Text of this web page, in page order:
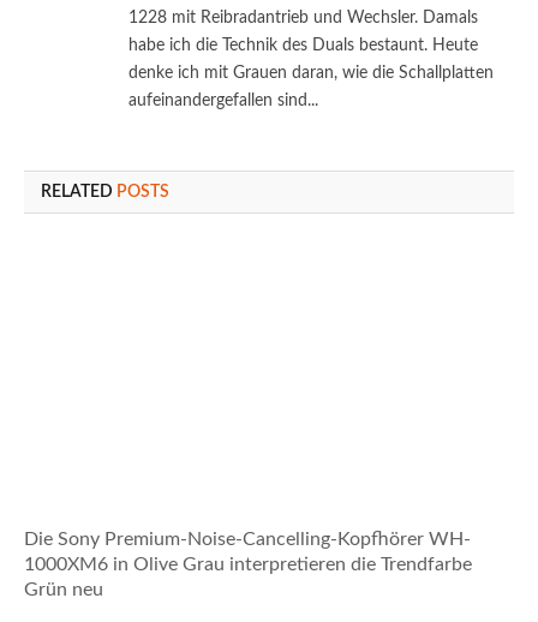
1228 mit Reibradantrieb und Wechsler. Damals
habe ich die Technik des Duals bestaunt. Heute
denke ich mit Grauen daran, wie die Schallplatten
aufeinandergefallen sind...
RELATED POSTS
Die Sony Premium-Noise-Cancelling-Kopfhörer WH-
1000XM6 in Olive Grau interpretieren die Trendfarbe
Grün neu